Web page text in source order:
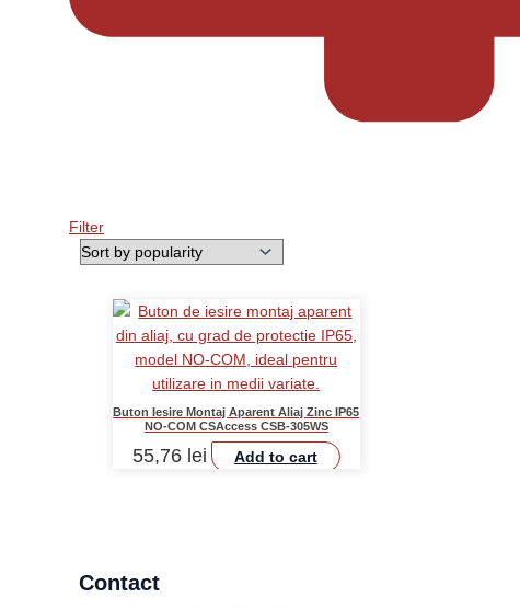
Filter
Buton Iesire Montaj Aparent Aliaj Zinc IP65
NO-COM CSAccess CSB-305WS
55,76 lei Add to cart
Contact